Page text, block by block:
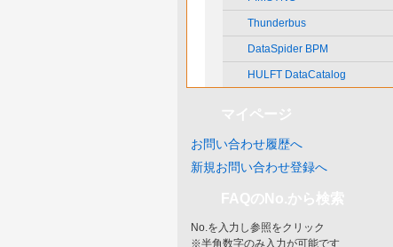
Thunderbus
DataSpider BPM
HULFT DataCatalog
お問い合わせ履歴へ
新規お問い合わせ登録へ
No.を入力し参照をクリック
※半角数字のみ入力が可能です